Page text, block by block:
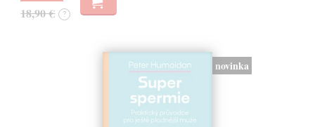
18,90 € ?
novinka